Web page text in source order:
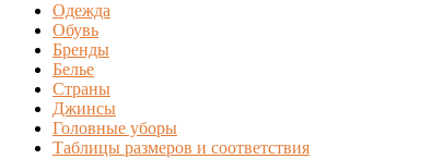
Одежда
Обувь
Бренды
Белье
Страны
Джинсы
Головные уборы
Таблицы размеров и соответствия